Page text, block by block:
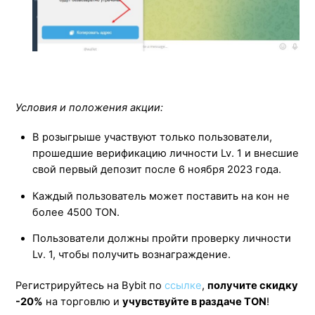
Условия и положения акции:
В розыгрыше участвуют только пользователи,
прошедшие верификацию личности Lv. 1 и внесшие
свой первый депозит после 6 ноября 2023 года.
Каждый пользователь может поставить на кон не
более 4500 TON.
Пользователи должны пройти проверку личности
Lv. 1, чтобы получить вознаграждение.
Регистрируйтесь на Bybit поссылке,получите скидку
-20% на торговлю иучувствуйте в раздаче TON!